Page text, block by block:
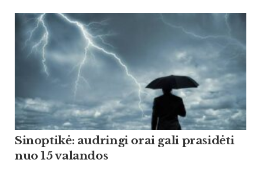
Sinoptikė: audringi orai gali prasidėti
nuo 15 valandos